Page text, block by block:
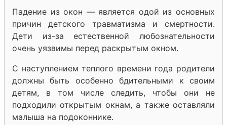
Падение из окон — является одой из основных
причин детского травматизма и смертности.
Дети из-за естественной любознательности
очень уязвимы перед раскрытым окном.
С наступлением теплого времени года родители
должны быть особенно бдительными к своим
детям, в том числе следить, чтобы они не
подходили открытым окнам, а также оставляли
малыша на подоконнике.